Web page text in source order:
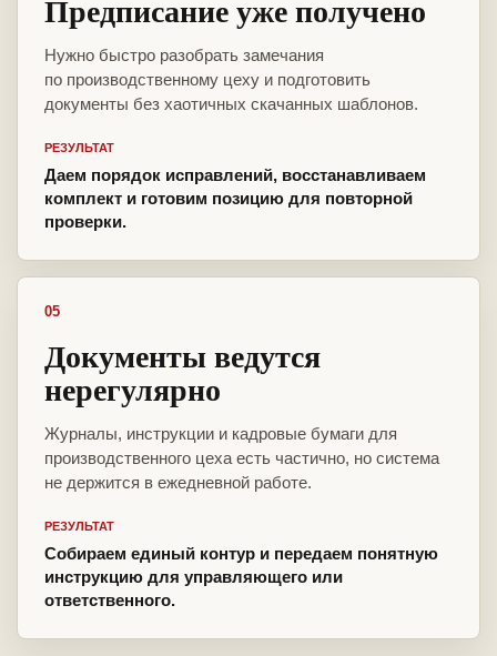
Предписание уже получено
Нужно быстро разобрать замечания
по производственному цеху и подготовить
документы без хаотичных скачанных шаблонов.
РЕЗУЛЬТАТ
Даем порядок исправлений, восстанавливаем
комплект и готовим позицию для повторной
проверки.
05
Документы ведутся
нерегулярно
Журналы, инструкции и кадровые бумаги для
производственного цеха есть частично, но система
не держится в ежедневной работе.
РЕЗУЛЬТАТ
Собираем единый контур и передаем понятную
инструкцию для управляющего или
ответственного.